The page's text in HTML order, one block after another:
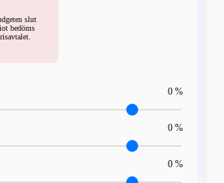
0 %
0 %
0 %
slut
bedöms